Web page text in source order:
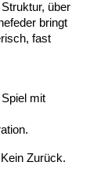
über
bringt
fast
mit
Zurück.